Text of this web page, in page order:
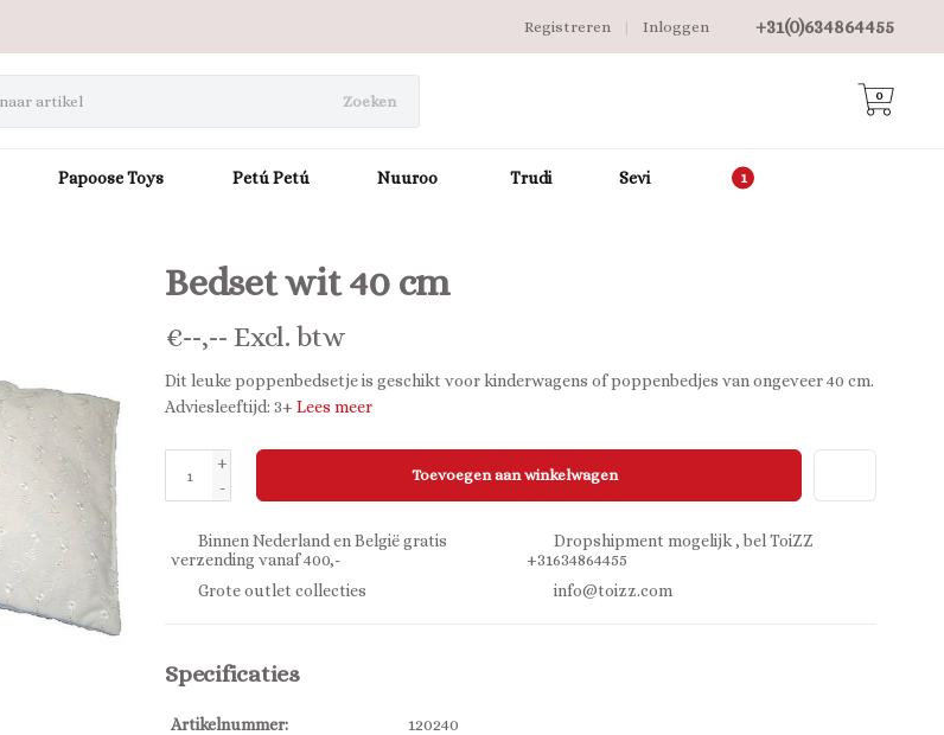
+31(0)634864455
Inloggen
|
Registreren
Zoeken 0
Papoose Toys Petú Petú Nuuroo Trudi Sevi
Bedset wit 40 cm
€--,-- Excl. btw
Dit leuke poppenbedsetje is geschikt voor kinderwagens of poppenbedjes van ongeveer 40 cm.
Adviesleeftijd: 3+ Lees meer
+
-
Toevoegen aan winkelwagen
Binnen Nederland en België gratis
verzending vanaf 400,-
Dropshipment mogelijk , bel ToiZZ
+31634864455
Grote outlet collecties
info@toizz.com
Specificaties
Artikelnummer:
120240